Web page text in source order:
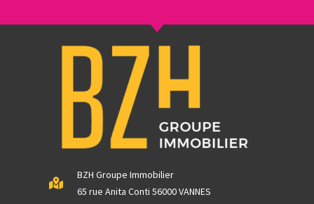
BZH Groupe Immobilier
65 rue Anita Conti 56000 VANNES